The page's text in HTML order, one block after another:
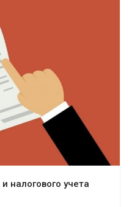
налогового учета